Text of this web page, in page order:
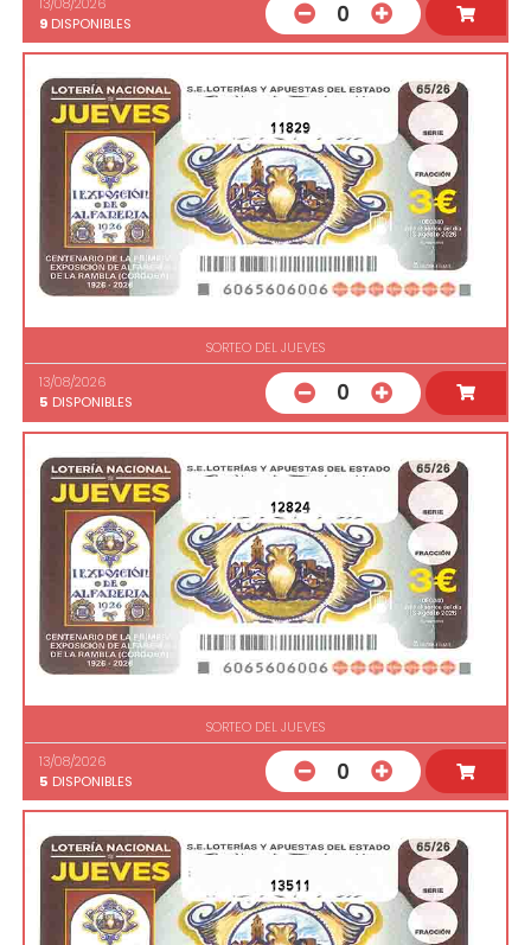
9 DISPONIBLES 0
11829
SORTEO DEL JUEVES
13/08/2026
5 DISPONIBLES 0
12824
SORTEO DEL JUEVES
13/08/2026
5 DISPONIBLES 0
13511